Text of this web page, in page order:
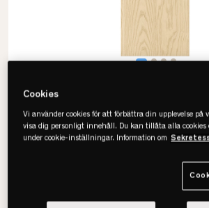
• Stora valmöjligheter
Cookies
Vi använder cookies för att förbättra din upplevelse på
visa dig personligt innehåll. Du kan tillåta alla cookies
under cookie-inställningar. Information om